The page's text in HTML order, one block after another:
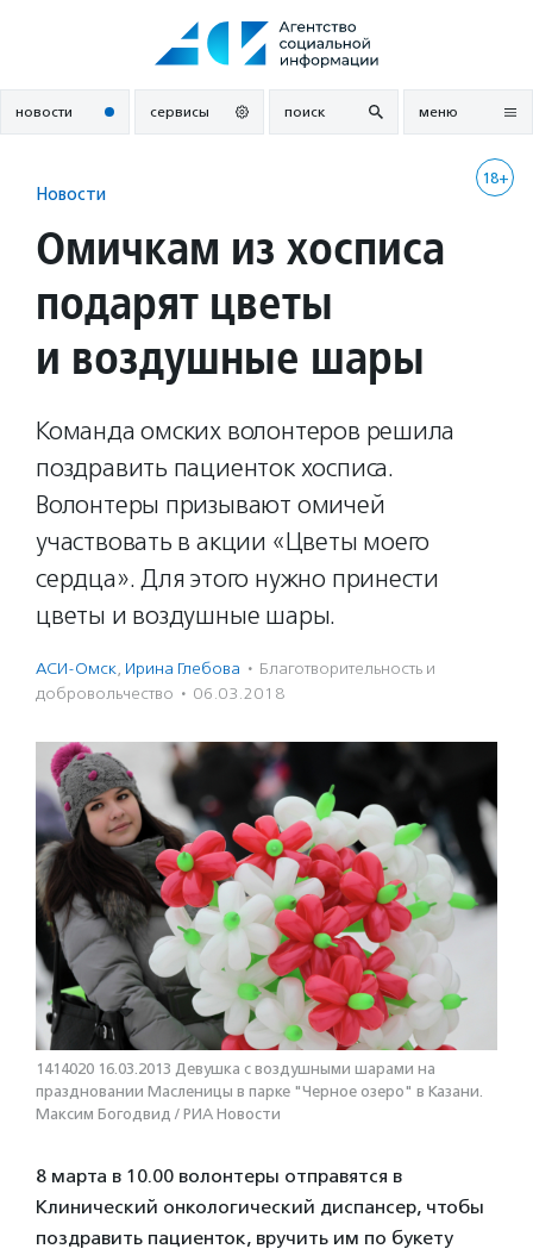
новости сервисы поиск меню
18+
Новости
Омичкам из хосписа
подарят цветы
и воздушные шары
Команда омских волонтеров решила
поздравить пациенток хосписа.
Волонтеры призывают омичей
участвовать в акции «Цветы моего
сердца». Для этого нужно принести
цветы и воздушные шары.
АСИ-Омск, Ирина Глебова · Благотвори­тель­ность и
доброволь­чест­во · 06.03.2018
1414020 16.03.2013 Девушка с воздушными шарами на
праздновании Масленицы в парке "Черное озеро" в Казани.
Максим Богодвид / РИА Новости
8 марта в 10.00 волонтеры отправятся в
Клинический онкологический диспансер, чтобы
поздравить пациенток, вручить им по букету